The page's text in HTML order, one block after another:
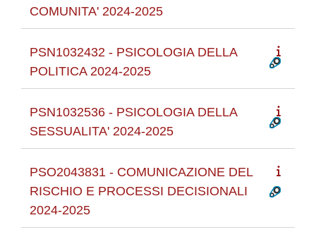
COMUNITA' 2024-2025
PSN1032432 - PSICOLOGIA DELLA
POLITICA 2024-2025
PSN1032536 - PSICOLOGIA DELLA
SESSUALITA' 2024-2025
PSO2043831 - COMUNICAZIONE DEL
RISCHIO E PROCESSI DECISIONALI
2024-2025